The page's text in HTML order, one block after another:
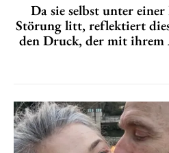
Da sie selbst unter
Störung litt, reflektiert
den Druck, der mit ihrem